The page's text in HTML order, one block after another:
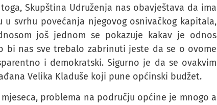
Skupština Udruženja nas obavještava da ima
svrhu povećanja njegovog osnivačkog kapitala,
još jednom se pokazuje kakav je odnos
bi nas sve trebalo zabrinuti jeste da se o ovome
i demokratski. Sigurno je da se ovakvim
Velika Kladuše koji pune općinski budžet.
problema na području općine je mnogo a